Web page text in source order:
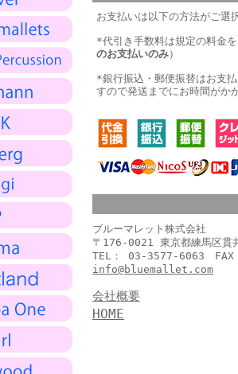
お支払いは以下の方法がご選
*代引き手数料は規定の料金
のお支払いのみ）
*銀行振込・郵便振替はお支
すので発送までにお時間がか
ブルーマレット株式会社
〒176-0021 東京都練馬区貫
TEL： 03-3577-6063
info@bluemallet.com
会社概要
HOME